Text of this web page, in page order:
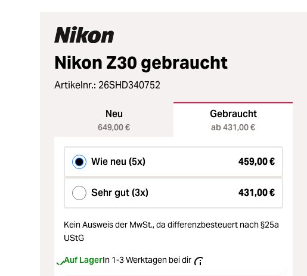
Nikon Z30 gebraucht
Artikelnr.: 26SHD340752
Neu
649,00 €
Gebraucht
ab 431,00 €
Wie neu (5x) 459,00 €
Sehr gut (3x) 431,00 €
Kein Ausweis der MwSt.,da differenzbesteuert nach §25a
UStG
Auf LagerIn 1-3 Werktagen bei dir